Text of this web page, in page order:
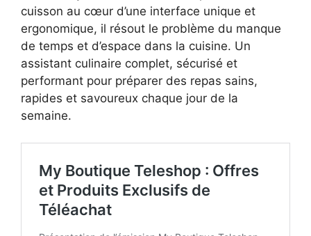
cuisson au cœur d’une interface unique et
ergonomique, il résout le problème du manque
de temps et d’espace dans la cuisine. Un
assistant culinaire complet, sécurisé et
performant pour préparer des repas sains,
rapides et savoureux chaque jour de la
semaine.